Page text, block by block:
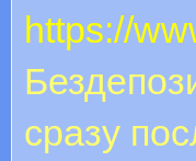
https://
сразу